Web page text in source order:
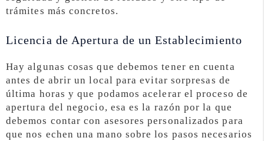
trámites más concretos.
Licencia de Apertura de un Establecimiento
Hay algunas cosas que debemos tener en cuenta
antes de abrir un local para evitar sorpresas de
última horas y que podamos acelerar el proceso de
apertura del negocio, esa es la razón por la que
debemos contar con asesores personalizados para
que nos echen una mano sobre los pasos necesarios